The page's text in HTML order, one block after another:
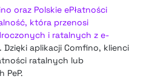
oraz Polskie ePłatności
która przenosi
i ratalnych z e-
. Dzięki aplikacji Comfino, klienci
ratalnych lub
PeP.